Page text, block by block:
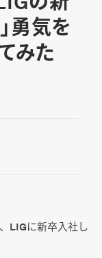
勇気を
みた
LIGに新卒入社し